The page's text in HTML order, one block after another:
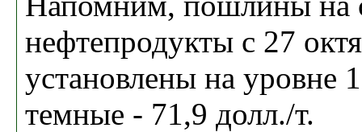
нефтепродукты с 27
установлены на уровне
темные - 71,9 долл./т.